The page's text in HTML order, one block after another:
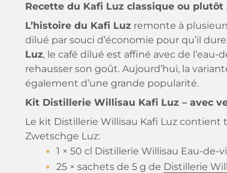
Recette du Kafi Luz classique ou plutôt
L’histoire du Kafi Luz remonte à
dilué par souci d’économie pour qu’il
Luz, le café dilué est affiné avec de
rehausser son goût. Aujourd’hui, la
également d’une grande popularité.
Kit Distillerie Willisau Kafi Luz – avec
Le kit Distillerie Willisau Kafi Luz
Zwetschge Luz:
1 × 50 cl Distillerie Willisau Eau-de-
25 × sachets de 5 g de Distillerie